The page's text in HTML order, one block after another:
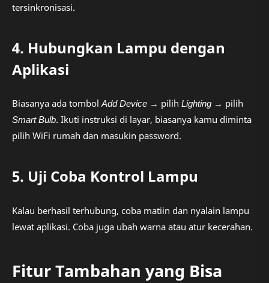
tersinkronisasi.
4. Hubungkan Lampu dengan
Aplikasi
Biasanya ada tombolAdd Device → pilih Lighting → pilih
Smart Bulb. Ikuti instruksi di layar, biasanya kamu diminta
pilih WiFi rumah dan masukin password.
5. Uji Coba Kontrol Lampu
Kalau berhasil terhubung, coba matiin dan nyalain lampu
lewat aplikasi. Coba juga ubah warna atau atur kecerahan.
Fitur Tambahan yang Bisa